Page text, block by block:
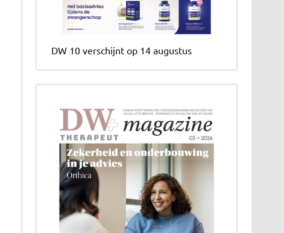
DW 10 verschijnt op 14 augustus